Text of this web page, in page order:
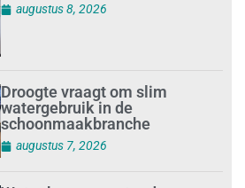
augustus 8, 2026
Droogte vraagt om slim
watergebruik in de
schoonmaakbranche
augustus 7, 2026